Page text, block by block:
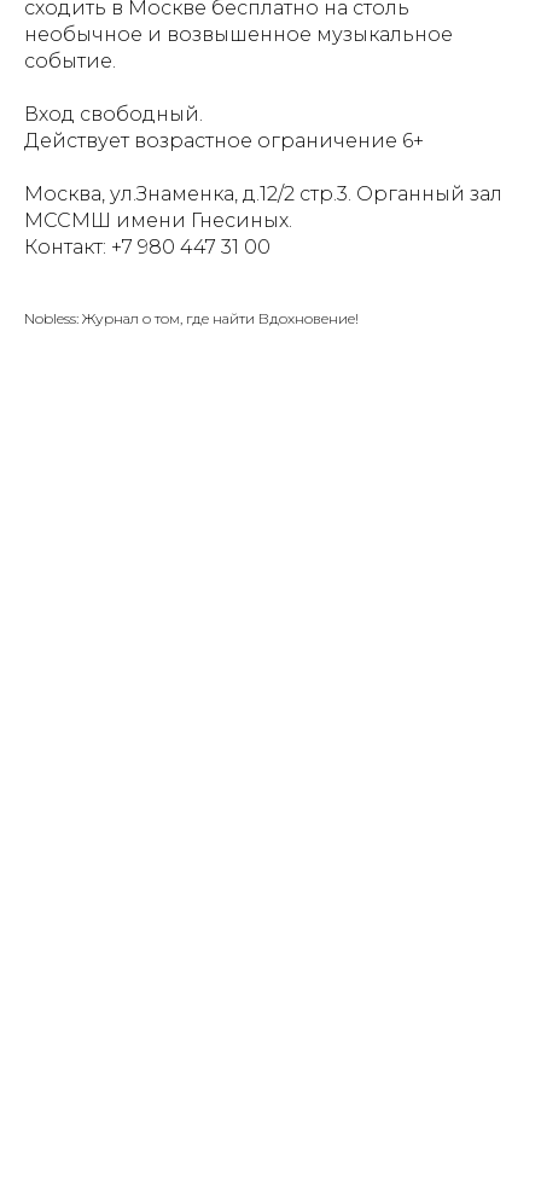
сходить в Москве бесплатно на столь
необычное и возвышенное музыкальное
событие.
Вход свободный.
Действует возрастное ограничение 6+
Москва, ул.Знаменка, д.12/2 стр.3. Органный зал
МССМШ имени Гнесиных.
Контакт: +7 980 447 31 00
Nobless: Журнал о том, где найти Вдохновение!